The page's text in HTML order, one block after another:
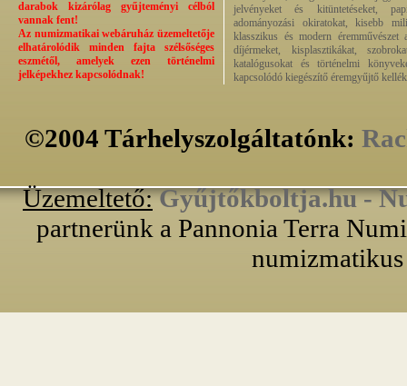
darabok kizárólag gyűjteményi célból
vannak fent!
Az numizmatikai webáruház üzemeltetője
elhatárolódik minden fajta szélsőséges
eszmétől, amelyek ezen történelmi
jelképekhez kapcsolódnak!
jelvényeket és kitüntetéseket,
adományozási okiratokat, kisebb
klasszikus és modern éremművészet
díjérmeket, kisplasztikákat,
katalógusokat és történelmi
kapcsolódó kiegészítő éremgyűjtő
©2004 Tárhelyszolgáltatónk:
Üzemeltető: Gyűjtőkboltja.hu -
partnerünk a Pannonia Terra
numizmatikus